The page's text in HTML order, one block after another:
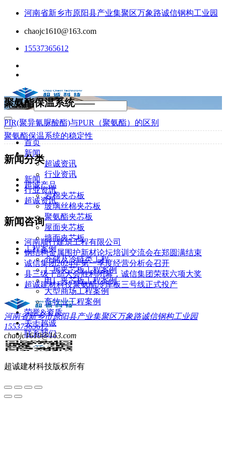
河南省新乡市原阳县产业集聚区万象路诚信钢构工业园
chaojc1610@163.com
15537365612
Search...
首页
新闻
超诚资讯
行业资讯
超诚产品
岩棉夹芯板
玻璃丝棉夹芯板
聚氨酯夹芯板
屋面夹芯板
墙面夹芯板
工程案例
仓储及冷链类工程
厂房夹芯板工程案例
电厂夹芯板工程案例
大型商场工程案例
畜牧业工程案例
荣誉&资质
关于超诚
联系我们
聚氨酯保温系统——
PIR(聚异氰脲酸酯)与PUR（聚氨酯）的区别
聚氨酯保温系统的稳定性
新闻分类
新闻
行业资讯
超诚资讯
新闻咨询
河南顺行建筑工程有限公司
钢结构金属围护新材论坛培训交流会在郑圆满结束
诚信集团2024年第一季度经营分析会召开
县三级干部大会胜利闭幕，诚信集团荣获六项大奖
超诚建材科技聚氨酯冷库板三号线正式投产
河南省新乡市原阳县产业集聚区万象路诚信钢构工业园
15537365612
chaojc1610@163.com
超诚建材科技版权所有